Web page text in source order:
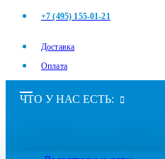
+7 (495) 155-01-21
Доставка
Оплата
ЧТО У НАС ЕСТЬ: